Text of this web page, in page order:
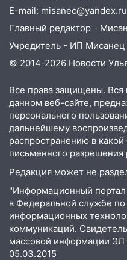
15:47 Ульяновцы
за абонементы
клуба «Рекорд-
15:34 После
прокуратуры в
области привели
площадки
15:27
капремонт школы в
15:08 В
проверки
пешеходных
14:40 На
запретили
50-метровом
14:22 В Новом
E-mail: misanec@yandex.ru
Главный редактор -
Учредитель - ИП Мисанец
© 2014-2026 Новости
Все права защищены.
данном веб-сайте,
персонального
дальнейшему
распространению в
письменного разрешения
Редакция может не
"Информационный портал
в Федеральной службе по
информационных
коммуникаций.
массовой информации
05.03.2015